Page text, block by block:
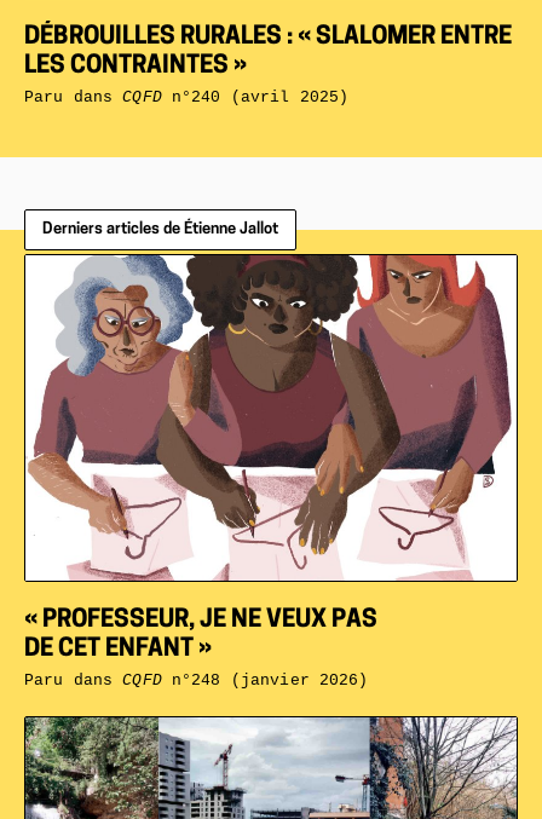
DÉBROUILLES RURALES : « SLALOMER ENTRE
LES CONTRAINTES »
Paru dansCQFDn°240 (avril 2025)
Derniers articles de Étienne Jallot
« PROFESSEUR, JE NE VEUX PAS
DE CET ENFANT »
Paru dansCQFDn°248 (janvier 2026)